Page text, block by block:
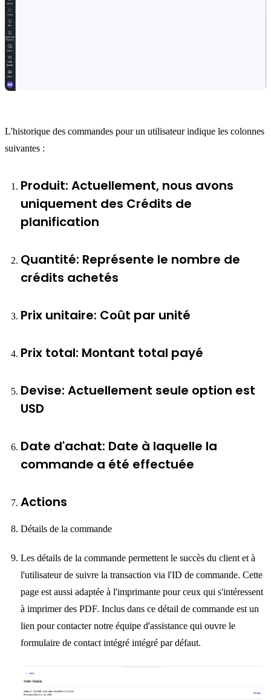
L'historique des commandes pour un utilisateur indique les colonnes
suivantes :
Produit: Actuellement, nous avons
uniquement des Crédits de
planification
Quantité: Représente le nombre de
crédits achetés
Prix unitaire: Coût par unité
Prix total: Montant total payé
Devise: Actuellement seule option est
USD
Date d'achat: Date à laquelle la
commande a été effectuée
Actions
Détails de la commande
Les détails de la commande permettent le succès du client et à
l'utilisateur de suivre la transaction via l'ID de commande. Cette
page est aussi adaptée à l'imprimante pour ceux qui s'intéressent
à imprimer des PDF. Inclus dans ce détail de commande est un
lien pour contacter notre équipe d'assistance qui ouvre le
formulaire de contact intégré intégré par défaut.